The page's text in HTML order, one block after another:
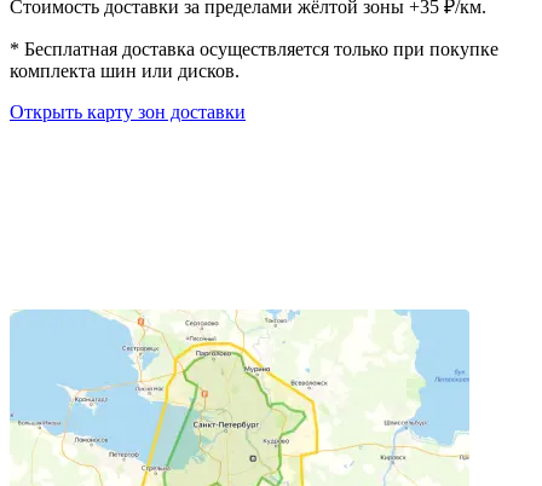
Стоимость доставки за пределами жёлтой зоны +35 ₽/км.
* Бесплатная доставка осуществляется только при покупке
комплекта шин или дисков.
Открыть карту зон доставки